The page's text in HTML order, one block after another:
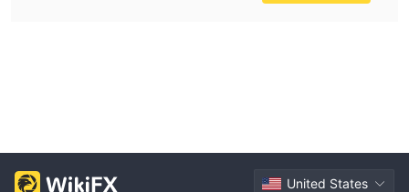
United States